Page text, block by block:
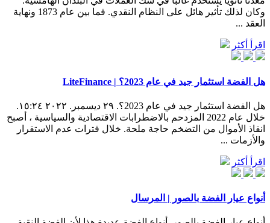
وكان لذلك تأثير هائل على النظام النقدي. فما بين عام 1873 ونهاية
العقد ...
اقرأ أكثر
هل الفضة استثمار جيد في عام 2023؟ | LiteFinance
هل الفضة استثمار جيد في عام 2023؟. ٢٩ ديسمبر. ٢٠٢٢ ١٥:٢٤.
خلال عام 2022 المزدحم بالاضطرابات الاقتصادية والسياسية ، أصبح
انقاذ الأموال من التضخم حاجة ملحة. خلال فترات عدم الاستقرار
والأزمات ...
اقرأ أكثر
أنواع عيار الفضة بالصور | المرسال